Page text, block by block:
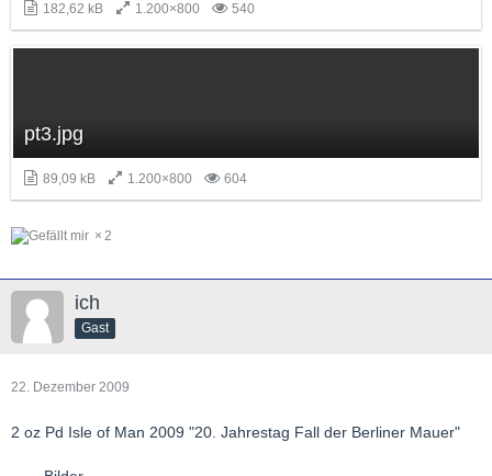
182,62 kB 1.200×800 540
pt3.jpg
89,09 kB 1.200×800 604
2
ich
Gast
22. Dezember 2009
2 oz Pd Isle of Man 2009 "20. Jahrestag Fall der Berliner Mauer"